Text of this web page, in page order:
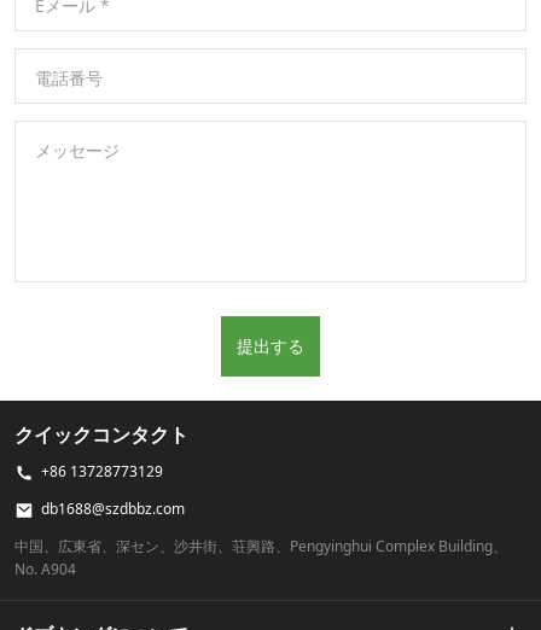
Eメール *
電話番号
メッセージ
提出する
クイックコンタクト
+86 13728773129
db1688@szdbbz.com
中国、広東省、深セン、沙井街、荘興路、Pengyinghui Complex Building、
No. A904